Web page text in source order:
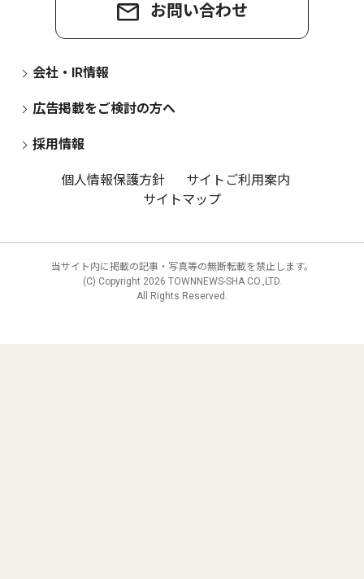
お問い合わせ
会社・IR情報
広告掲載をご検討の方へ
採用情報
個人情報保護方針
サイトご利用案内
サイトマップ
当サイト内に掲載の記事・写真等の無断転載を禁止します。
(C) Copyright 2026 TOWNNEWS-SHA CO.,LTD.
All Rights Reserved.